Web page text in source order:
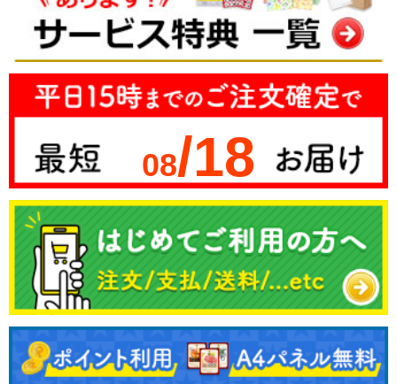
08/18